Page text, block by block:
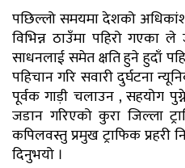
पछिल्लो समयमा देशको
विभिन्न ठाउँमा पहिरो गएका
साधनलाई समेत क्षति हुने हुदाँ
पहिचान गरि सवारी दुर्घटना
पूर्वक गाड़ी चलाउन , सहयोग
जडान गरिएको कुरा जिल्ला
कपिलवस्तु प्रमुख ट्राफिक प्रहरी
दिनुभयो ।